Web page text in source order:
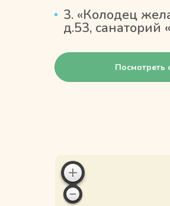
Посмотреть
3. «Колодец
д.53, санаторий